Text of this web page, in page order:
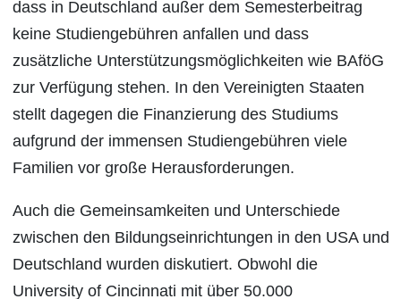
dass in Deutschland außer dem Semesterbeitrag
keine Studiengebühren anfallen und dass
zusätzliche Unterstützungsmöglichkeiten wie BAföG
zur Verfügung stehen. In den Vereinigten Staaten
stellt dagegen die Finanzierung des Studiums
aufgrund der immensen Studiengebühren viele
Familien vor große Herausforderungen.
Auch die Gemeinsamkeiten und Unterschiede
zwischen den Bildungseinrichtungen in den USA und
Deutschland wurden diskutiert. Obwohl die
University of Cincinnati mit über 50.000